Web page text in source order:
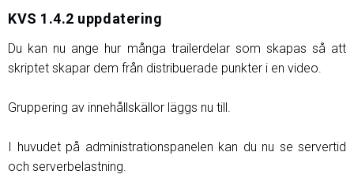
KVS 1.4.2 uppdatering
Du kan nu ange hur många trailerdelar som skapas så att
skriptet skapar dem från distribuerade punkter i en video.
Gruppering av innehållskällor läggs nu till.
I huvudet på administrationspanelen kan du nu se servertid
och serverbelastning.